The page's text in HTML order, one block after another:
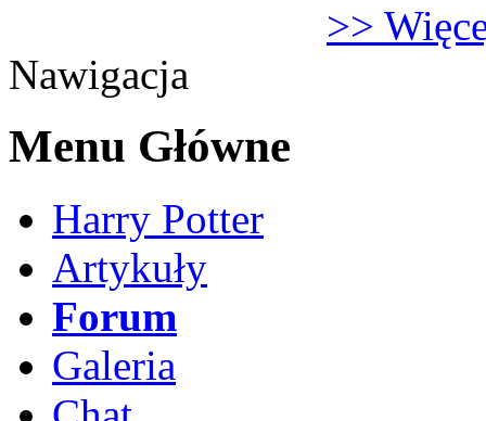
>>
Nawigacja
Menu Główne
Harry Potter
Artykuły
Forum
Galeria